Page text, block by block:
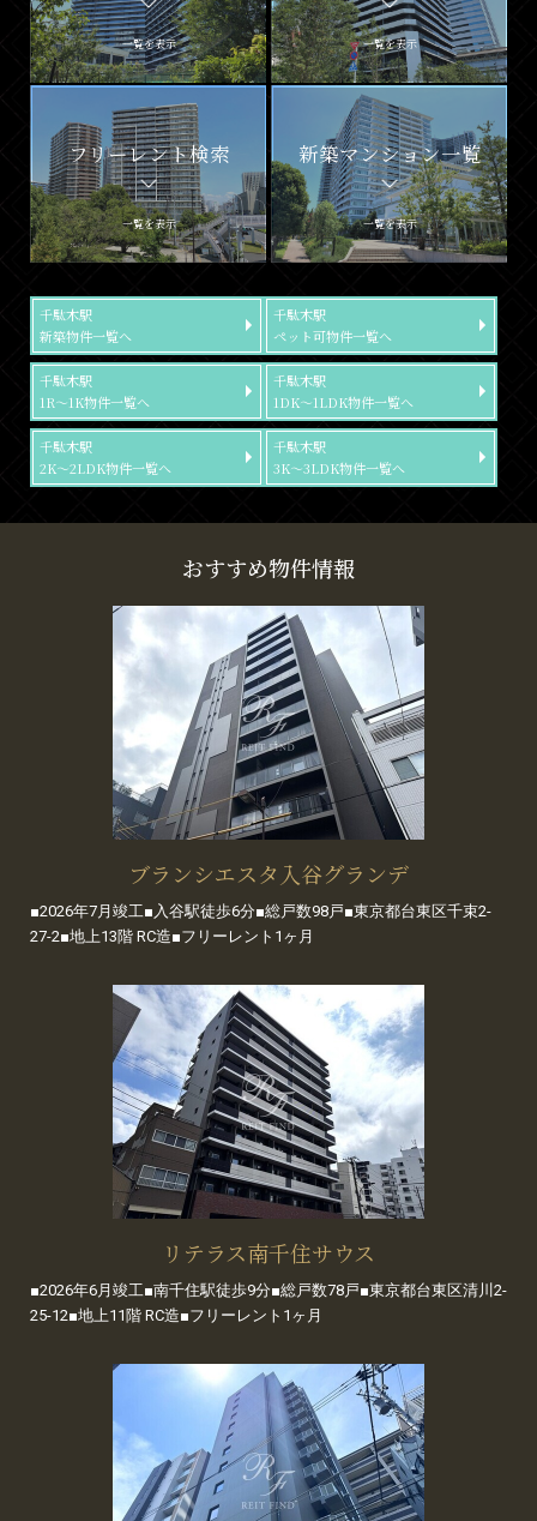
一覧を表示 一覧を表示
フリーレント検索
一覧を表示
新築マンション一覧
一覧を表示
千駄木駅
新築物件一覧へ
千駄木駅
ペット可物件一覧へ
千駄木駅
1R～1K物件一覧へ
千駄木駅
1DK～1LDK物件一覧へ
千駄木駅
2K～2LDK物件一覧へ
千駄木駅
3K～3LDK物件一覧へ
おすすめ物件情報
ブランシエスタ入谷グランデ
■2026年7月竣工■入谷駅徒歩6分■総戸数98戸■東京都台東区千束2-
27-2■地上13階 RC造■フリーレント1ヶ月
リテラス南千住サウス
■2026年6月竣工■南千住駅徒歩9分■総戸数78戸■東京都台東区清川2-
25-12■地上11階 RC造■フリーレント1ヶ月